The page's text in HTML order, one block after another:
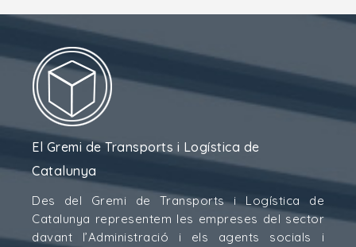
El Gremi de Transports i Logística de
Catalunya
Des del Gremi de Transports i Logística de
Catalunya representem les empreses del sector
davant l’Administració i els agents socials i